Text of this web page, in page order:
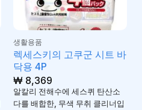
생활용품
렉세스키의 고쿠군 시트 바
닥용 4P
₩8,369
알칼리 전해수에 세스퀴 탄산소
다를 배합한, 무색 무취 클리너입